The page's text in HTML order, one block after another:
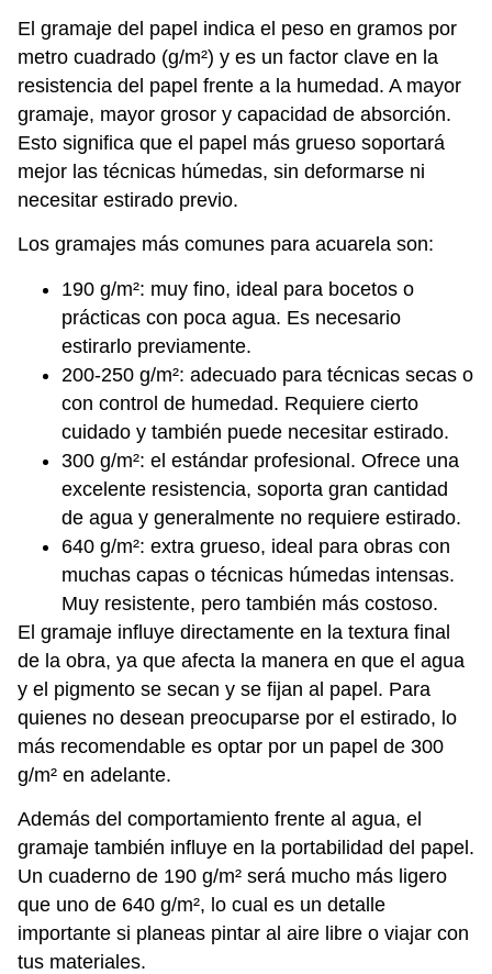
El gramaje del papel indica el peso en gramos por
metro cuadrado (g/m²) y es un factor clave en la
resistencia del papel frente a la humedad. A mayor
gramaje, mayor grosor y capacidad de absorción.
Esto significa que el papel más grueso soportará
mejor las técnicas húmedas, sin deformarse ni
necesitar estirado previo.
Los gramajes más comunes para acuarela son:
190 g/m²: muy fino, ideal para bocetos o
prácticas con poca agua. Es necesario
estirarlo previamente.
200-250 g/m²: adecuado para técnicas secas o
con control de humedad. Requiere cierto
cuidado y también puede necesitar estirado.
300 g/m²: el estándar profesional. Ofrece una
excelente resistencia, soporta gran cantidad
de agua y generalmente no requiere estirado.
640 g/m²: extra grueso, ideal para obras con
muchas capas o técnicas húmedas intensas.
Muy resistente, pero también más costoso.
El gramaje influye directamente en la textura final
de la obra, ya que afecta la manera en que el agua
y el pigmento se secan y se fijan al papel. Para
quienes no desean preocuparse por el estirado, lo
más recomendable es optar por un papel de 300
g/m² en adelante.
Además del comportamiento frente al agua, el
gramaje también influye en la portabilidad del papel.
Un cuaderno de 190 g/m² será mucho más ligero
que uno de 640 g/m², lo cual es un detalle
importante si planeas pintar al aire libre o viajar con
tus materiales.